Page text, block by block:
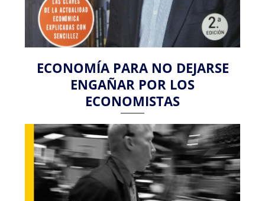
ECONOMÍA PARA NO DEJARSE
ENGAÑAR POR LOS
ECONOMISTAS